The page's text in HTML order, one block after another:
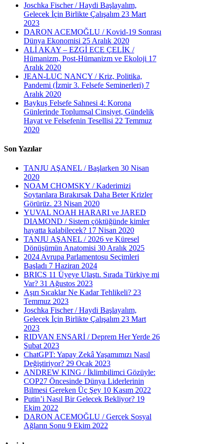
Joschka Fischer / Haydi Başlayalım,
Gelecek İçin Birlikte Çalışalım 23 Mart
2023
DARON ACEMOĞLU / Kovid-19 Sonrası
Dünya Ekonomisi 25 Aralık 2020
ALİ AKAY – EZGİ ECE ÇELİK /
Hümanizm, Post-Hümanizm ve Ekoloji 17
Aralık 2020
JEAN-LUC NANCY / Kriz, Politika,
Pandemi (İzmir 3. Felsefe Seminerleri) 7
Aralık 2020
Baykuş Felsefe Sahnesi 4: Korona
Günlerinde Toplumsal Cinsiyet, Gündelik
Hayat ve Felsefenin Tesellisi 22 Temmuz
2020
Son Yazılar
TANJU AŞANEL / Başlarken 30 Nisan
2020
NOAM CHOMSKY / Kaderimizi
Soytarılara Bırakırsak Daha Beter Krizler
Görürüz. 23 Nisan 2020
YUVAL NOAH HARARI ve JARED
DIAMOND / Sistem çöktüğünde kimler
hayatta kalabilecek? 17 Nisan 2020
TANJU AŞANEL / 2026 ve Küresel
Dönüşümün Anatomisi 30 Aralık 2025
2024 Avrupa Parlamentosu Seçimleri
Başladı 7 Haziran 2024
BRICS 11 Üyeye Ulaştı. Sırada Türkiye mi
Var? 31 Ağustos 2023
Aşırı Sıcaklar Ne Kadar Tehlikeli? 23
Temmuz 2023
Joschka Fischer / Haydi Başlayalım,
Gelecek İçin Birlikte Çalışalım 23 Mart
2023
RIDVAN ENSARİ / Deprem Her Yerde 26
Şubat 2023
ChatGPT: Yapay Zekâ Yaşamımızı Nasıl
Değiştiriyor? 29 Ocak 2023
ANDREW KING / İklimbilimci Gözüyle:
COP27 Öncesinde Dünya Liderlerinin
Bilmesi Gereken Üç Şey 10 Kasım 2022
Putin’i Nasıl Bir Gelecek Bekliyor? 19
Ekim 2022
DARON ACEMOĞLU / Gerçek Sosyal
Ağların Sonu 9 Ekim 2022